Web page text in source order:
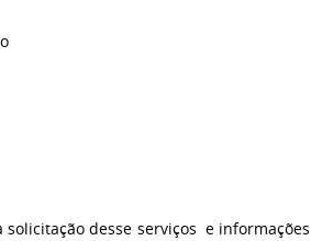
solicitação desse serviços e informações